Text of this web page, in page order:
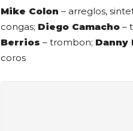
Mike Colon – arreglos,
congas; Diego Camacho –
Berrios – trombon; Danny
coros